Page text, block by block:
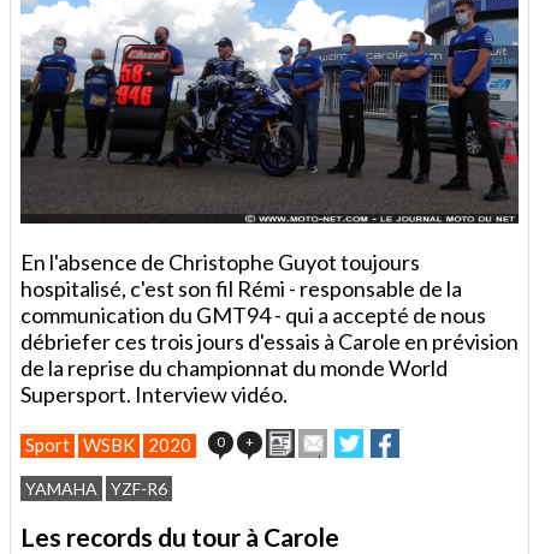
En l'absence de Christophe Guyot toujours
hospitalisé, c'est son fil Rémi - responsable de la
communication du GMT94 - qui a accepté de nous
débriefer ces trois jours d'essais à Carole en prévision
de la reprise du championnat du monde World
Supersport. Interview vidéo.
Sport WSBK 2020 0 + ImprimerEnvoyer
cet
ami
Partager
sur
sur
YAMAHA YZF-R6
Les records du tour à Carole